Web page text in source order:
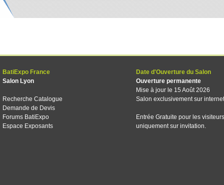
BatiExpo France
Salon Lyon
Recherche Catalogue
Demande de Devis
Forums BatiExpo
Espace Exposants
Date d'Ouverture du Salon
Ouverture permanente
Mise à jour le 15 Août 2026
Salon exclusivement sur internet
Entrée Gratuite pour les visiteurs
uniquement sur invitation.